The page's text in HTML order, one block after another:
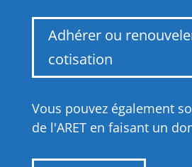
Adhérer ou
cotisation
Vous pouvez également
de l'ARET en faisant un